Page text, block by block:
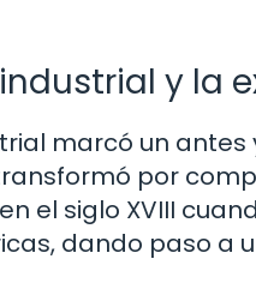
y la
marcó un
por
el siglo XVIII
dando paso a